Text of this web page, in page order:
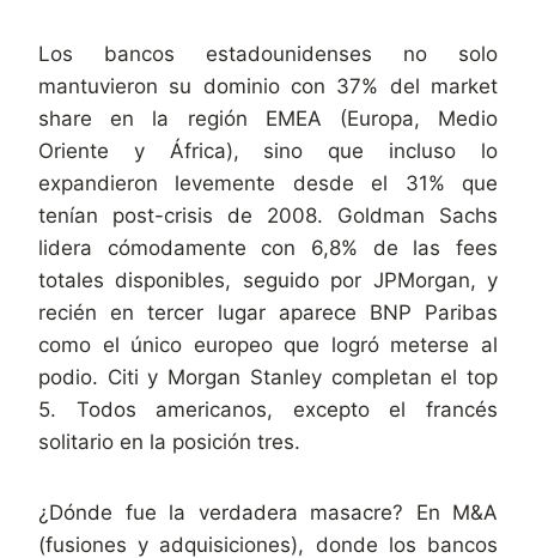
Los bancos estadounidenses no solo
mantuvieron su dominio con 37% del market
share en la región EMEA (Europa, Medio
Oriente y África), sino que incluso lo
expandieron levemente desde el 31% que
tenían post-crisis de 2008. Goldman Sachs
lidera cómodamente con 6,8% de las fees
totales disponibles, seguido por JPMorgan, y
recién en tercer lugar aparece BNP Paribas
como el único europeo que logró meterse al
podio. Citi y Morgan Stanley completan el top
5. Todos americanos, excepto el francés
solitario en la posición tres.
¿Dónde fue la verdadera masacre? En M&A
(fusiones y adquisiciones), donde los bancos